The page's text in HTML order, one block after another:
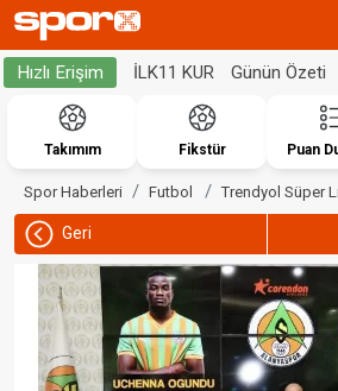
Hızlı Erişim İLK11 KUR Günün Özeti
Takımım Fikstür Puan
Spor Haberleri Futbol Trendyol Süper
Geri